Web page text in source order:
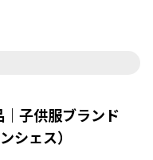
｜子供服ブランド
シェス）